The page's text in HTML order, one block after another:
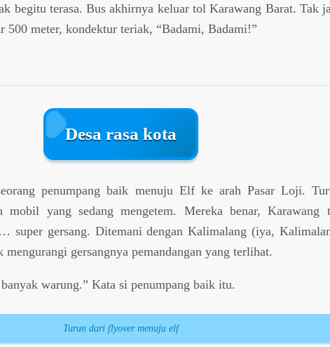
begitu terasa. Bus akhirnya keluar tol Karawang Barat. Tak
500 meter, kondektur teriak, “Badami, Badami!”
Desa rasa kota
penumpang baik menuju Elf ke arah Pasar Loji.
mobil yang sedang mengetem. Mereka benar, Karawang
super gersang. Ditemani dengan Kalimalang (iya,
mengurangi gersangnya pemandangan yang terlihat.
warung.” Kata si penumpang baik itu.
Turun dari flyover menuju elf